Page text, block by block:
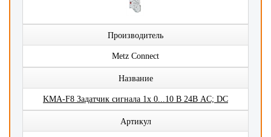
Производитель
Metz Connect
Название
KMA-F8 Задатчик сигнала 1x 0...10 В 24В AC; DC
Артикул